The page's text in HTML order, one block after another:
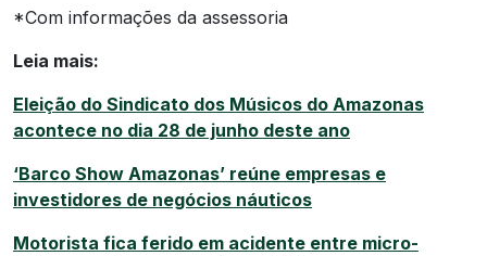
*Com informações da assessoria
Leia mais:
Eleição do Sindicato dos Músicos do Amazonas
acontece no dia 28 de junho deste ano
‘Barco Show Amazonas’ reúne empresas e
investidores de negócios náuticos
Motorista fica ferido em acidente entre micro-